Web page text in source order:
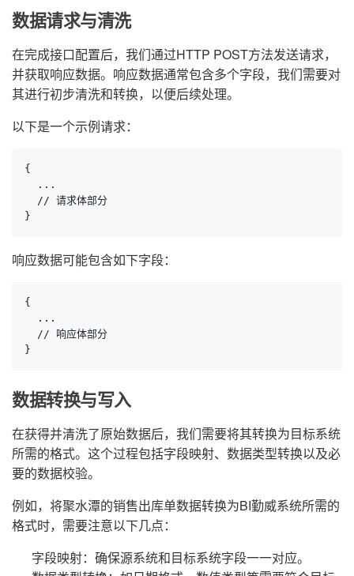
数据请求与清洗
在完成接口配置后，我们通过HTTP POST方法发送请求，
并获取响应数据。响应数据通常包含多个字段，我们需要对
其进行初步清洗和转换，以便后续处理。
以下是一个示例请求：
{
  ...
  // 请求体部分
}
响应数据可能包含如下字段：
{
  ...
  // 响应体部分
}
数据转换与写入
在获得并清洗了原始数据后，我们需要将其转换为目标系统
所需的格式。这个过程包括字段映射、数据类型转换以及必
要的数据校验。
例如，将聚水潭的销售出库单数据转换为BI勤威系统所需的
格式时，需要注意以下几点：
字段映射：确保源系统和目标系统字段一一对应。